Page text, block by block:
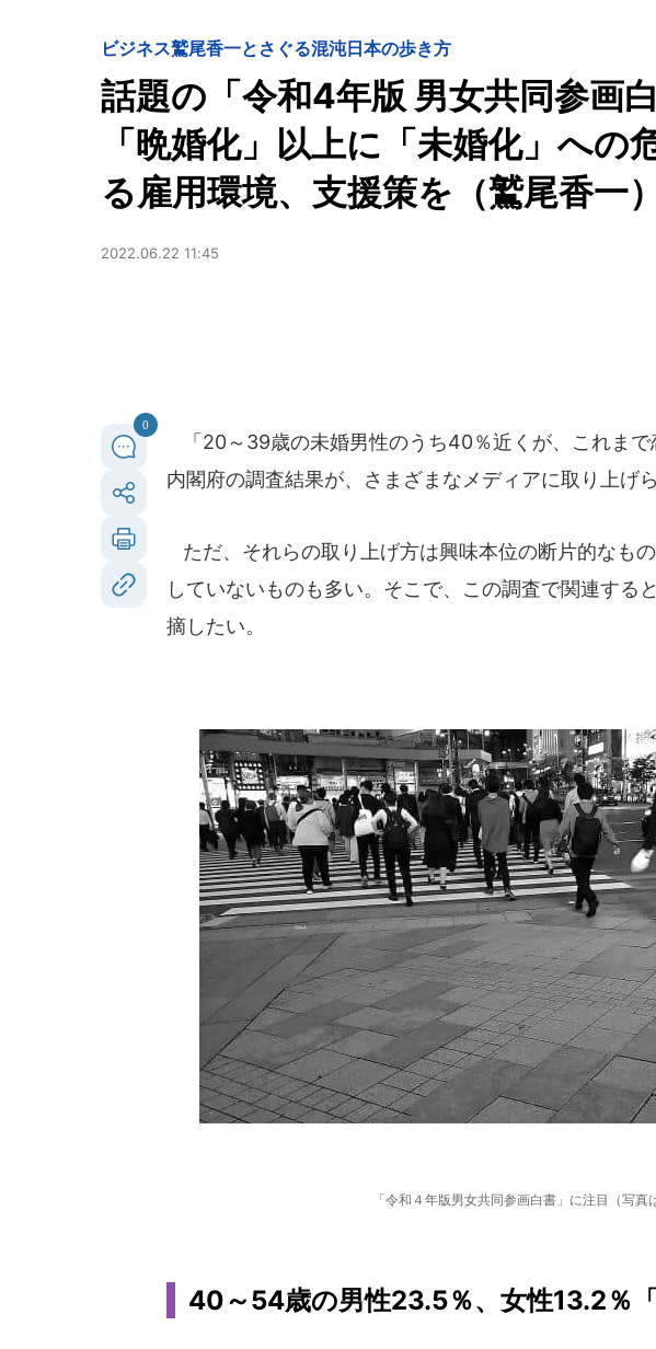
ビジネス鷲尾香一とさぐる混沌日本の歩き方
話題の「令和4年版 男女共同参画
「晩婚化」以上に「未婚化」への
る雇用環境、支援策を（鷲尾香一）
2022.06.22 11:45
0
「20～39歳の未婚男性のうち40％近くが、これまで
内閣府の調査結果が、さまざまなメディアに取り上げ
ただ、それらの取り上げ方は興味本位の断片的なも
していないものも多い。そこで、この調査で関連する
摘したい。
「令和４年版男女共同参画白書」に注目（写真
40～54歳の男性23.5％、女性13.2％